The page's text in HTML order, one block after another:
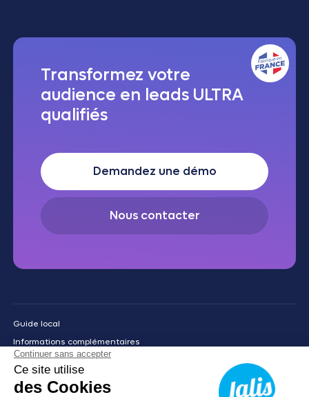
Transformez votre
audience en leads ULTRA
qualifiés
Demandez une démo
Nous contacter
Guide local
Informations complémentaires
Mentions légales